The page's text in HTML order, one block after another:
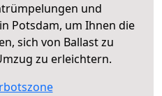
und
Potsdam, um Ihnen die
sich von Ballast zu
zu erleichtern.